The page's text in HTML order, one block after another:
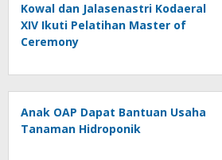
Kowal dan Jalasenastri Kodaeral
XIV Ikuti Pelatihan Master of
Ceremony
Anak OAP Dapat Bantuan Usaha
Tanaman Hidroponik